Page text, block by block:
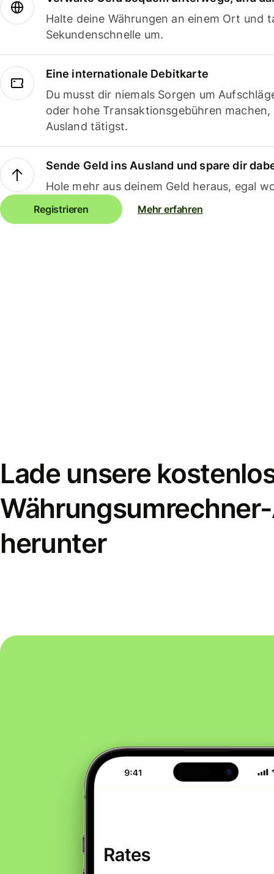
Halte deine Währungen an einem Ort und
Sekundenschnelle um.
Eine internationale Debitkarte
Du musst dir niemals Sorgen um
oder hohe Transaktionsgebühren
Ausland tätigst.
Sende Geld ins Ausland und spare dir
Hole mehr aus deinem Geld heraus, egal
Registrieren Mehr erfahren
Lade unsere
herunter